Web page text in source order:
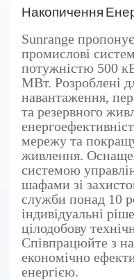
Накопичення
Sunrange
промислові
потужністю 500
МВт. Розроблені
навантаження,
та резервного
мережу та
живлення.
системою
шафами зі
служби понад 10
індивідуальні
цілодобову
Співпрацюйте з
економічно
енергією.